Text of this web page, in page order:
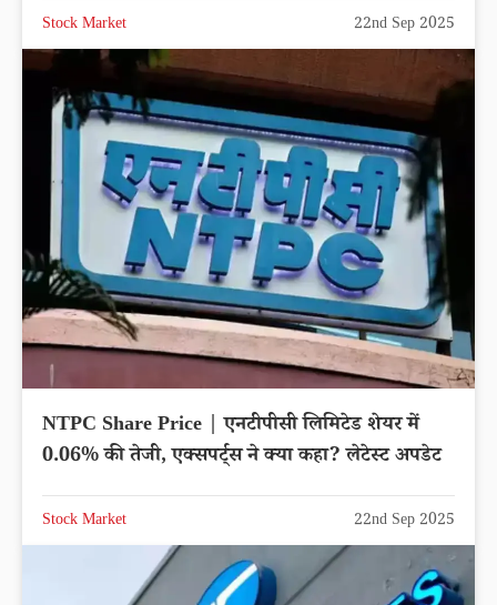
Stock Market 22nd Sep 2025
NTPC Share Price | एनटीपीसी लिमिटेड शेयर में
0.06% की तेजी, एक्सपर्ट्स ने क्या कहा? लेटेस्ट अपडेट
Stock Market 22nd Sep 2025